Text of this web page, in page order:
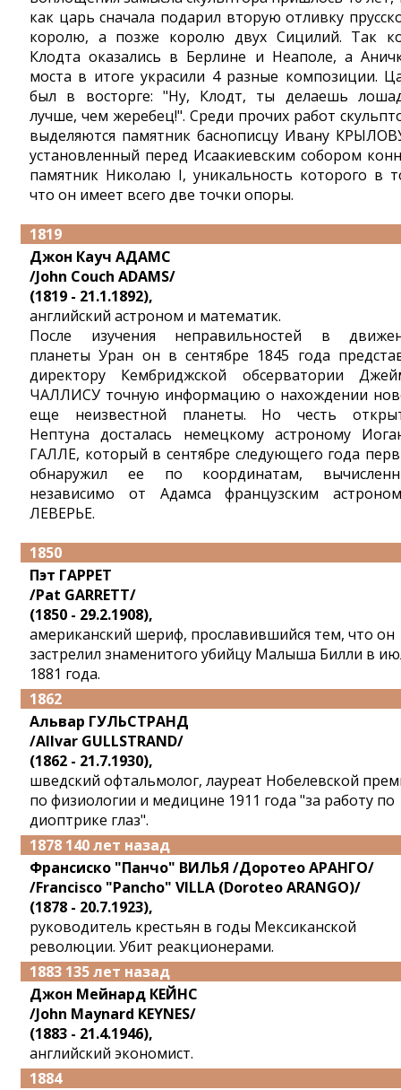
как царь сначала подарил вторую отливку
королю, а позже королю двух Сицилий. Так
Клодта оказались в Берлине и Неаполе, а
моста в итоге украсили 4 разные композиции.
был в восторге: "Ну, Клодт, ты делаешь
лучше, чем жеребец!". Среди прочих работ
выделяются памятник баснописцу Ивану
установленный перед Исаакиевским собором
памятник Николаю I, уникальность которого в
что он имеет всего две точки опоры.
1819
Джон Кауч АДАМС
/John Couch ADAMS/
(1819 - 21.1.1892),
английский астроном и математик.
После изучения неправильностей в
планеты Уран он в сентябре 1845 года
директору Кембриджской обсерватории
ЧАЛЛИСУ точную информацию о нахождении
еще неизвестной планеты. Но честь
Нептуна досталась немецкому астроному
ГАЛЛЕ, который в сентябре следующего года
обнаружил ее по координатам,
независимо от Адамса французским
ЛЕВЕРЬЕ.
1850
Пэт ГАРРЕТ
/Pat GARRETT/
(1850 - 29.2.1908),
американский шериф, прославившийся тем, что он
застрелил знаменитого убийцу Малыша Билли в
1881 года.
1862
Альвар ГУЛЬСТРАНД
/Allvar GULLSTRAND/
(1862 - 21.7.1930),
шведский офтальмолог, лауреат Нобелевской
по физиологии и медицине 1911 года "за работу по
диоптрике глаз".
1878 140 лет назад
Франсиско "Панчо" ВИЛЬЯ /Доротео АРАНГО/
/Francisco "Pancho" VILLA (Doroteo ARANGO)/
(1878 - 20.7.1923),
руководитель крестьян в годы Мексиканской
революции. Убит реакционерами.
1883 135 лет назад
Джон Мейнард КЕЙНС
/John Maynard KEYNES/
(1883 - 21.4.1946),
английский экономист.
1884